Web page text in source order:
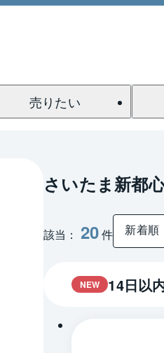
売りたい
さいたま新都
該当： 20件
NEW 14日以